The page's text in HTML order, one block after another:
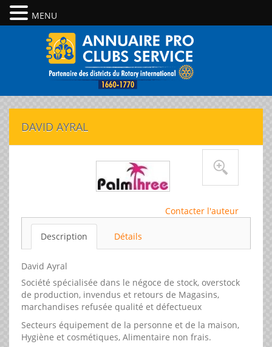
DAVID AYRAL
Contacter l'auteur
Description Détails
David Ayral
Société spécialisée dans le négoce de stock, overstock
de production, invendus et retours de Magasins,
marchandises refusée qualité et défectueux
Secteurs équipement de la personne et de la maison,
Hygiène et cosmétiques, Alimentaire non frais.
MENU